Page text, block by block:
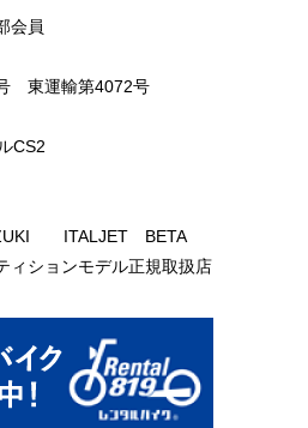
会員
東運輸第4072号
CS2
ITALJET BETA
ィションモデル正規取扱店